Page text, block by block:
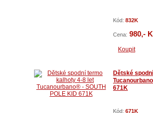
Kód: 832K
Cena: 980,-
Koupit
Dětské
671K
Kód: 671K